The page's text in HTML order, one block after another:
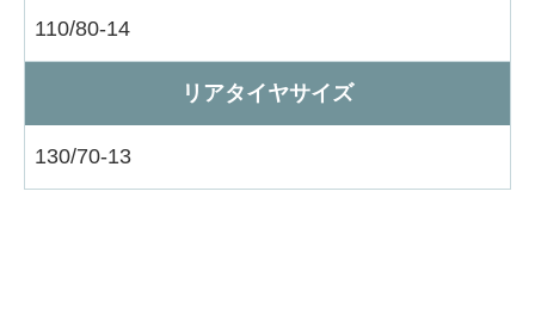
110/80-14
リアタイヤサイズ
130/70-13